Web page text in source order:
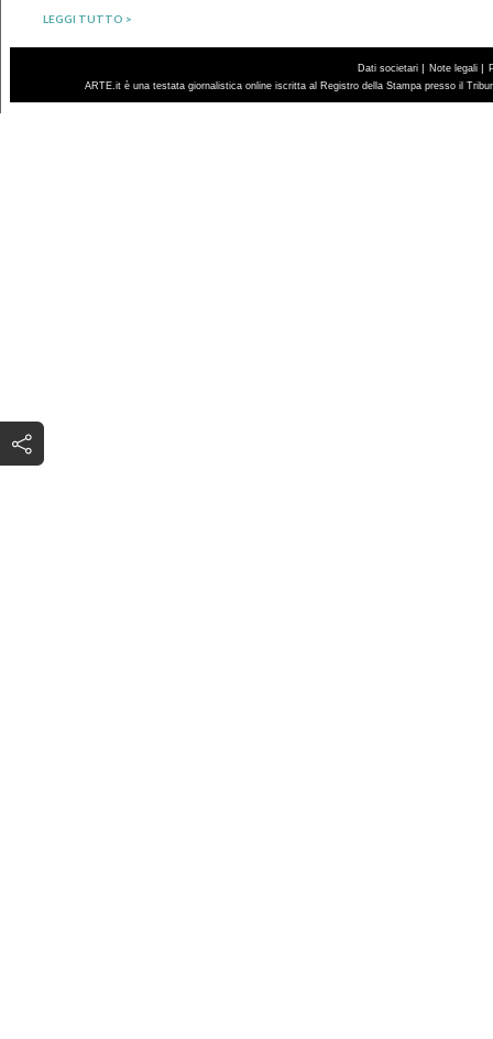
LEGGI TUTTO >
Dati societari | Note legali |
ARTE.it è una testata giornalistica online iscritta al Registro della Stampa presso il